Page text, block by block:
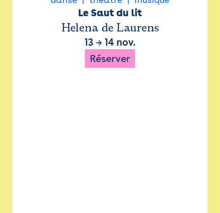
Le Saut du lit
Helena de Laurens
13 → 14 nov.
Réserver